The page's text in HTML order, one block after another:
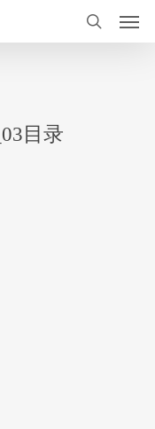
搜索
目录